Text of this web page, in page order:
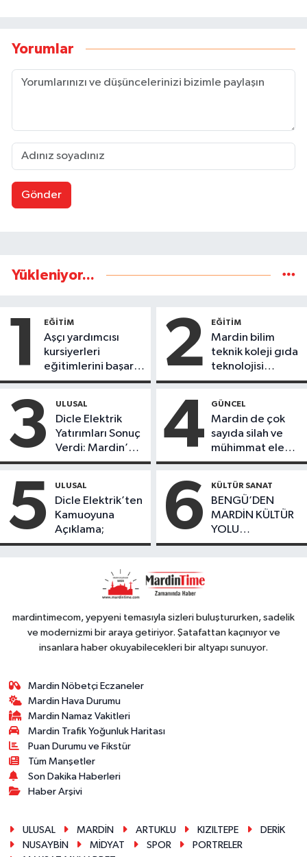
Yorumlar
Gönder
Yükleniyor...
1 EĞİTİM
Aşçı yardımcısı
kursiyerleri
eğitimlerini başarı
ile tamamladı
2 EĞİTİM
Mardin bilim
teknik koleji gıda
teknolojisi
öğrencileri
ürünlerini satarak
köydeki
çoçuklara kitap
desteğinde
bulundu
3 ULUSAL
Dicle Elektrik
Yatırımları Sonuç
Verdi: Mardin’de
Kayıp Kaçak
Düşüş
4 GÜNCEL
Mardin de çok
sayıda silah ve
mühimmat ele
geçirildi
5 ULUSAL
Dicle Elektrik’ten
Kamuoyuna
Açıklama;
6 KÜLTÜR SANAT
BENGÜ’DEN
MARDİN KÜLTÜR
YOLU
FESTIVALİ’NDE
mardintimecom, yepyeni temasıyla sizleri buluştururken, sadelik
ve modernizmi bir araya getiriyor. Şatafattan kaçınıyor ve
insanlara haber okuyabilecekleri bir altyapı sunuyor.
Mardin Nöbetçi Eczaneler
Mardin Hava Durumu
Mardin Namaz Vakitleri
Mardin Trafik Yoğunluk Haritası
Puan Durumu ve Fikstür
Tüm Manşetler
Son Dakika Haberleri
Haber Arşivi
ULUSAL MARDİN ARTUKLU KIZILTEPE
DERİK
NUSAYBİN
MİDYAT SPOR
PORTRELER